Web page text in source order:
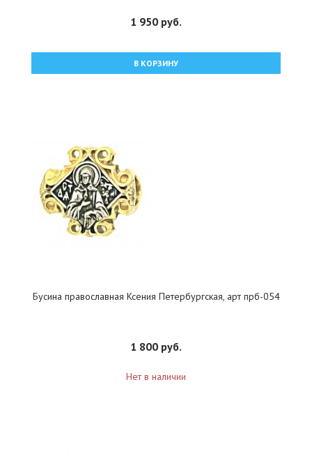
1 950 руб.
В КОРЗИНУ
Бусина православная Ксения Петербургская, арт прб-054
1 800 руб.
Нет в наличии